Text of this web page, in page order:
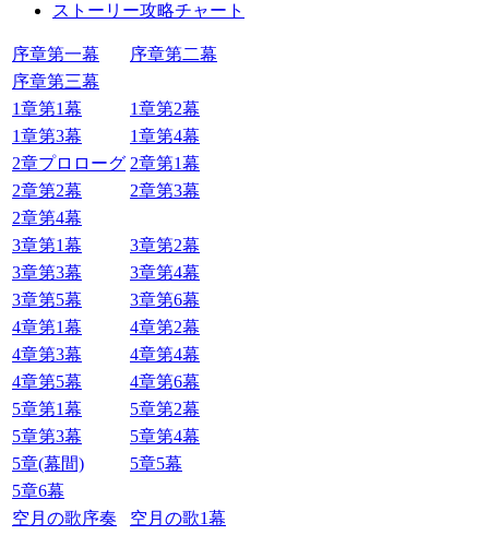
ストーリー攻略チャート
序章第一幕
序章第二幕
序章第三幕
1章第1幕
1章第2幕
1章第3幕
1章第4幕
2章プロローグ 2章第1幕
2章第2幕
2章第3幕
2章第4幕
3章第1幕
3章第2幕
3章第3幕
3章第4幕
3章第5幕
3章第6幕
4章第1幕
4章第2幕
4章第3幕
4章第4幕
4章第5幕
4章第6幕
5章第1幕
5章第2幕
5章第3幕
5章第4幕
5章(幕間)
5章5幕
5章6幕
空月の歌序奏
空月の歌1幕